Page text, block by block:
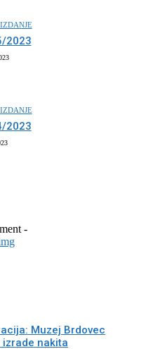
2023
2023
-
Muzej Brdovec
nakita